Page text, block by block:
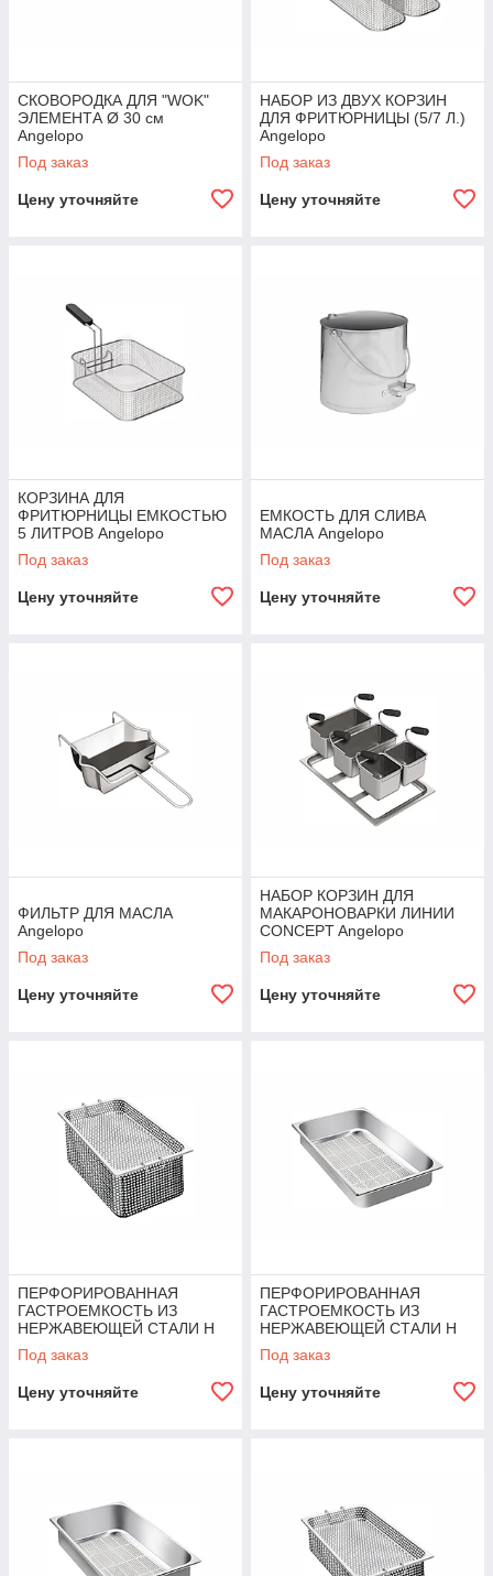
СКОВОРОДКА ДЛЯ "WOK"
ЭЛЕМЕНТА Ø 30 см
Angelopo
Под заказ
Цену уточняйте
НАБОР ИЗ ДВУХ КОРЗИН
ДЛЯ ФРИТЮРНИЦЫ (5/7 Л.)
Angelopo
Под заказ
Цену уточняйте
КОРЗИНА ДЛЯ
ФРИТЮРНИЦЫ ЕМКОСТЬЮ
5 ЛИТРОВ Angelopo
Под заказ
Цену уточняйте
ЕМКОСТЬ ДЛЯ СЛИВА
МАСЛА Angelopo
Под заказ
Цену уточняйте
ФИЛЬТР ДЛЯ МАСЛА
Angelopo
Под заказ
Цену уточняйте
НАБОР КОРЗИН ДЛЯ
МАКАРОНОВАРКИ ЛИНИИ
CONCEPT Angelopo
Под заказ
Цену уточняйте
ПЕРФОРИРОВАННАЯ
ГАСТРОЕМКОСТЬ ИЗ
НЕРЖАВЕЮЩЕЙ СТАЛИ H
20MM, 1/1GN Angelopo
Под заказ
Цену уточняйте
ПЕРФОРИРОВАННАЯ
ГАСТРОЕМКОСТЬ ИЗ
НЕРЖАВЕЮЩЕЙ СТАЛИ H
40MM, 1/1GN Angelopo
Под заказ
Цену уточняйте